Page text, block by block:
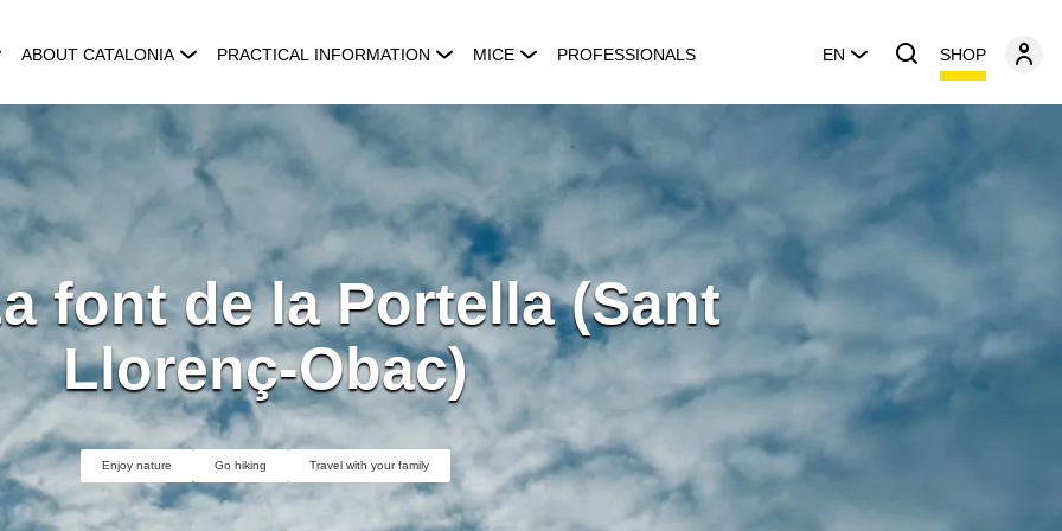
ABOUT CATALONIA PRACTICAL INFORMATION MICE PROFESSIONALS EN SHOP
font de la Portella (Sant
Llorenç-Obac)
Enjoy nature Go hiking Travel with your family